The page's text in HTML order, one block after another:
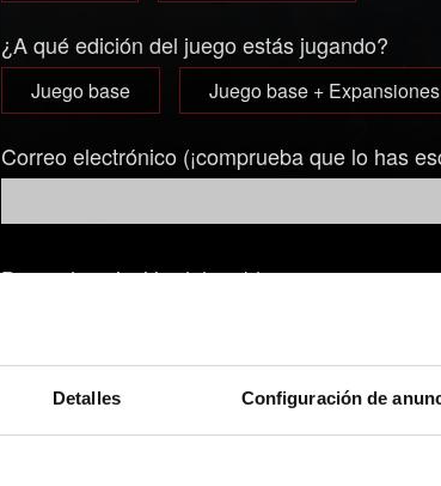
Detalles Configuración de
¿A qué edición del juego estás jugando?
Juego base Juego base + Expansiones
Correo electrónico (¡comprueba que lo has
Breve descripción del problema